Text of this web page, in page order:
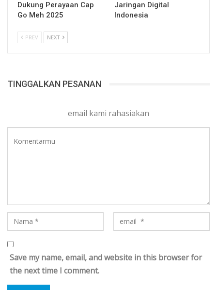
Dukung Perayaan Cap
Go Meh 2025
Jaringan Digital
Indonesia
PREV NEXT
TINGGALKAN PESANAN
email kami rahasiakan
Save my name, email, and website in this browser for
the next time I comment.